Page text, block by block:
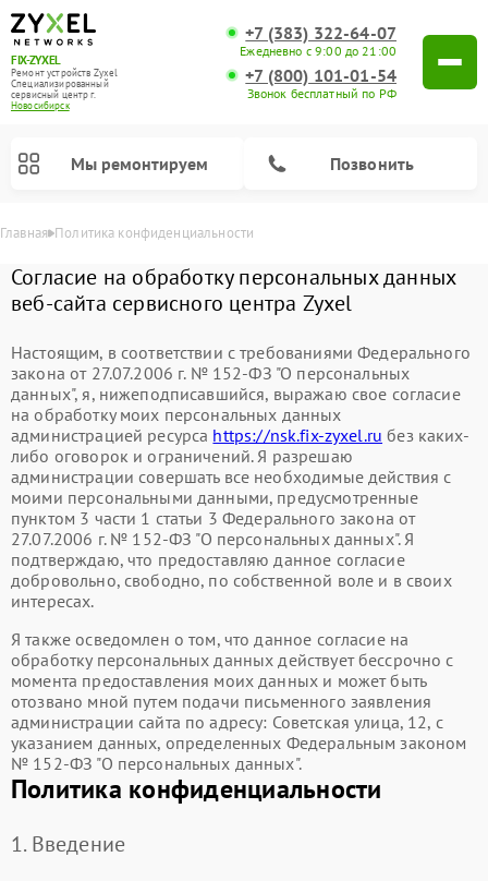
FIX-ZYXEL
Ремонт устройств Zyxel
Специализированный
cервисный центр г.
Новосибирск
+7 (383) 322-64-07
Ежедневно с 9:00 до 21:00
+7 (800) 101-01-54
Звонок бесплатный по РФ
Мы ремонтируем Позвонить
Главная Политика конфиденциальности
Согласие на обработку персональных данных
веб-сайта сервисного центра Zyxel
Настоящим, в соответствии с требованиями Федерального
закона от 27.07.2006 г. № 152-ФЗ "О персональных
данных", я, нижеподписавшийся, выражаю свое согласие
на обработку моих персональных данных
администрацией ресурса https://nsk.fix-zyxel.ru без каких-
либо оговорок и ограничений. Я разрешаю
администрации совершать все необходимые действия с
моими персональными данными, предусмотренные
пунктом 3 части 1 статьи 3 Федерального закона от
27.07.2006 г. № 152-ФЗ "О персональных данных". Я
подтверждаю, что предоставляю данное согласие
добровольно, свободно, по собственной воле и в своих
интересах.
Я также осведомлен о том, что данное согласие на
обработку персональных данных действует бессрочно с
момента предоставления моих данных и может быть
отозвано мной путем подачи письменного заявления
администрации сайта по адресу: Советская улица, 12, с
указанием данных, определенных Федеральным законом
№ 152-ФЗ "О персональных данных".
Политика конфиденциальности
1. Введение